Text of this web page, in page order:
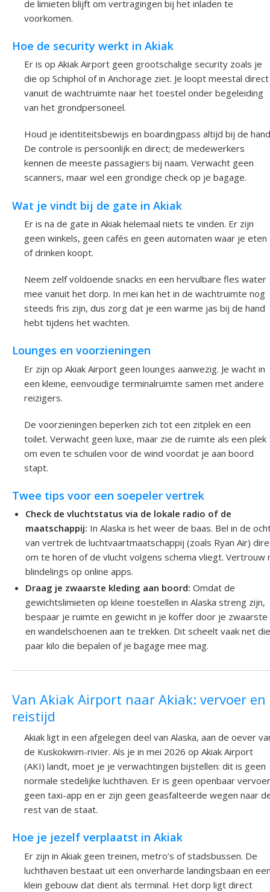
de limieten blijft om vertragingen bij het inladen te
voorkomen.
Hoe de security werkt in Akiak
Er is op Akiak Airport geen grootschalige security zoals je
die op Schiphol of in Anchorage ziet. Je loopt meestal direct
vanuit de wachtruimte naar het toestel onder begeleiding
van het grondpersoneel.
Houd je identiteitsbewijs en boardingpass altijd bij de
De controle is persoonlijk en direct; de medewerkers
kennen de meeste passagiers bij naam. Verwacht geen
scanners, maar wel een grondige check op je bagage.
Wat je vindt bij de gate in Akiak
Er is na de gate in Akiak helemaal niets te vinden. Er zijn
geen winkels, geen cafés en geen automaten waar je eten
of drinken koopt.
Neem zelf voldoende snacks en een hervulbare fles water
mee vanuit het dorp. In mei kan het in de wachtruimte nog
steeds fris zijn, dus zorg dat je een warme jas bij de hand
hebt tijdens het wachten.
Lounges en voorzieningen
Er zijn op Akiak Airport geen lounges aanwezig. Je wacht in
een kleine, eenvoudige terminalruimte samen met andere
reizigers.
De voorzieningen beperken zich tot een zitplek en een
toilet. Verwacht geen luxe, maar zie de ruimte als een plek
om even te schuilen voor de wind voordat je aan boord
stapt.
Twee tips voor een soepeler vertrek
Check de vluchtstatus via de lokale radio of de
maatschappij: In Alaska is het weer de baas. Bel in de
van vertrek de luchtvaartmaatschappij (zoals Ryan Air)
om te horen of de vlucht volgens schema vliegt. Vertrouw
blindelings op online apps.
Draag je zwaarste kleding aan boord: Omdat de
gewichtslimieten op kleine toestellen in Alaska streng zijn,
bespaar je ruimte en gewicht in je koffer door je zwaarste
en wandelschoenen aan te trekken. Dit scheelt vaak net
paar kilo die bepalen of je bagage mee mag.
Van Akiak Airport naar Akiak: vervoer en
reistijd
Akiak ligt in een afgelegen deel van Alaska, aan de oever
de Kuskokwim-rivier. Als je in mei 2026 op Akiak Airport
(AKI) landt, moet je je verwachtingen bijstellen: dit is geen
normale stedelijke luchthaven. Er is geen openbaar
geen taxi-app en er zijn geen geasfalteerde wegen naar
rest van de staat.
Hoe je jezelf verplaatst in Akiak
Er zijn in Akiak geen treinen, metro’s of stadsbussen. De
luchthaven bestaat uit een onverharde landingsbaan en
klein gebouw dat dient als terminal. Het dorp ligt direct